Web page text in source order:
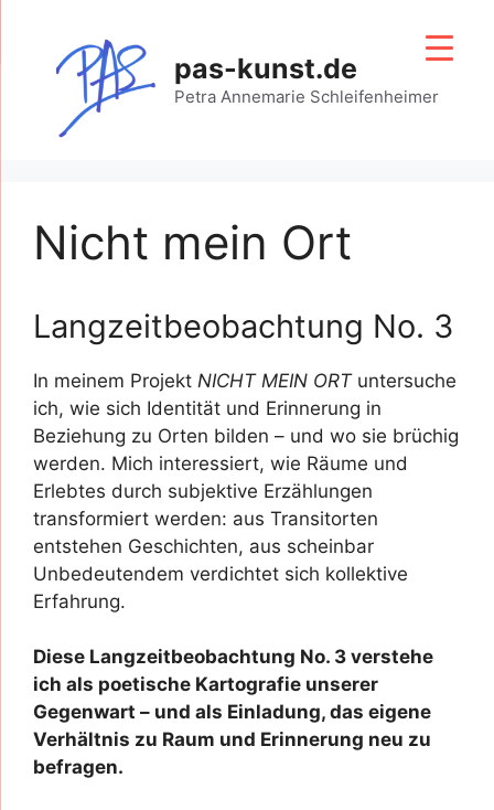
springen
pas-kunst.de
Petra Annemarie Schleifenheimer
Nicht mein Ort
Langzeitbeobachtung No. 3
In meinem Projekt NICHT MEIN ORTuntersuche
ich, wie sich Identität und Erinnerung in
Beziehung zu Orten bilden – und wo sie brüchig
werden. Mich interessiert, wie Räume und
Erlebtes durch subjektive Erzählungen
transformiert werden: aus Transitorten
entstehen Geschichten, aus scheinbar
Unbedeutendem verdichtet sich kollektive
Erfahrung.
Diese Langzeitbeobachtung No. 3 verstehe
ich als poetische Kartografie unserer
Gegenwart – und als Einladung, das eigene
Verhältnis zu Raum und Erinnerung neu zu
befragen.